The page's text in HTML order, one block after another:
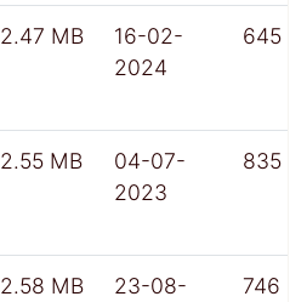
2.47 MB
16-02-
2024
645
2.55 MB
04-07-
2023
835
2.58 MB
23-08-
746